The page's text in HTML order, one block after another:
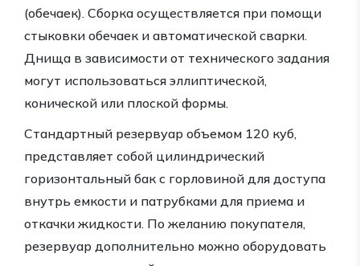
(обечаек). Сборка осуществляется при помощи
стыковки обечаек и автоматической сварки.
Днища в зависимости от технического задания
могут использоваться эллиптической,
конической или плоской формы.
Стандартный резервуар объемом 120 куб,
представляет собой цилиндрический
горизонтальный бак с горловиной для доступа
внутрь емкости и патрубками для приема и
откачки жидкости. По желанию покупателя,
резервуар дополнительно можно оборудовать